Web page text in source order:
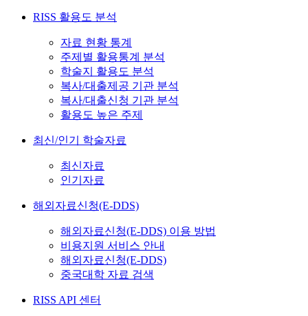
RISS 활용도 분석
자료 현황 통계
주제별 활용통계 분석
학술지 활용도 분석
복사/대출제공 기관 분석
복사/대출신청 기관 분석
활용도 높은 주제
최신/인기 학술자료
최신자료
인기자료
해외자료신청(E-DDS)
해외자료신청(E-DDS) 이용 방법
비용지원 서비스 안내
해외자료신청(E-DDS)
중국대학 자료 검색
RISS API 센터